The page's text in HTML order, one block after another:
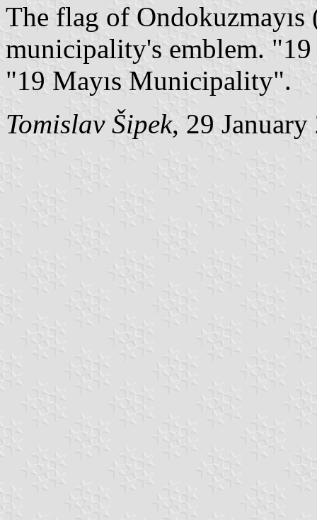
The flag of Ondokuzmayıs
municipality's emblem.
"19 Mayıs Municipality".
Tomislav Šipek, 29 January